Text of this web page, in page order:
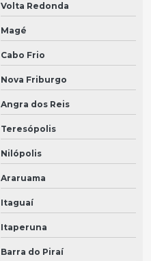
Volta Redonda
Magé
Cabo Frio
Nova Friburgo
Angra dos Reis
Teresópolis
Nilópolis
Araruama
Itaguaí
Itaperuna
Barra do Piraí